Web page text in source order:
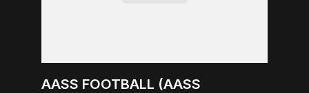
AASS FOOTBALL (AASS